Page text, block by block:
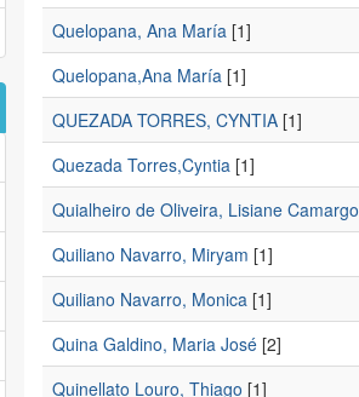
Quelopana, Ana María[1]
Quelopana,Ana María[1]
QUEZADA TORRES, CYNTIA[1]
Quezada Torres,Cyntia[1]
Quialheiro de Oliveira, Lisiane Camargo
Quiliano Navarro, Miryam [1]
Quiliano Navarro, Monica[1]
Quina Galdino, Maria José[2]
Quinellato Louro, Thiago [1]